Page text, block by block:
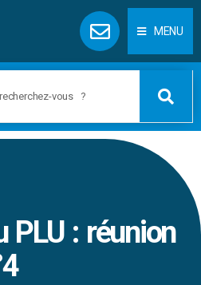
MENU
PLU : réunion
cookies